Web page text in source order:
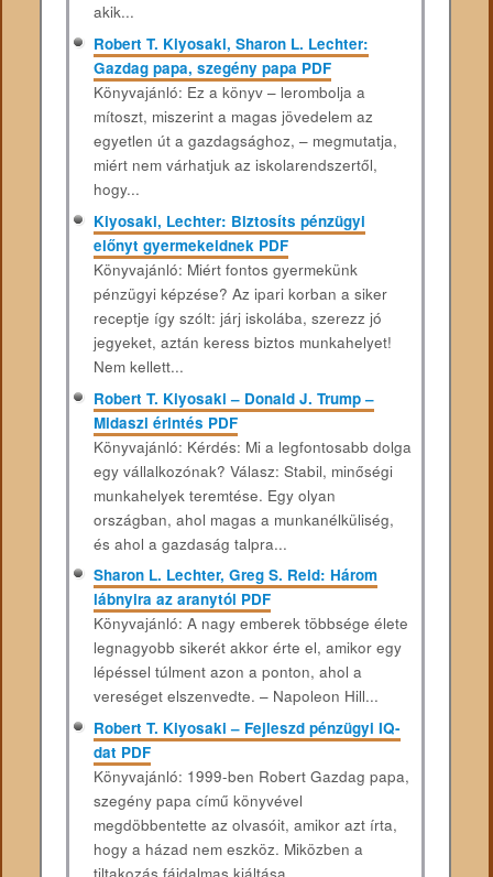
akik...
Robert T. Kiyosaki, Sharon L. Lechter:
Gazdag papa, szegény papa PDF
Könyvajánló: Ez a könyv – lerombolja a
mítoszt, miszerint a magas jövedelem az
egyetlen út a gazdagsághoz, – megmutatja,
miért nem várhatjuk az iskolarendszertől,
hogy...
Kiyosaki, Lechter: Biztosíts pénzügyi
előnyt gyermekeidnek PDF
Könyvajánló: Miért fontos gyermekünk
pénzügyi képzése? Az ipari korban a siker
receptje így szólt: járj iskolába, szerezz jó
jegyeket, aztán keress biztos munkahelyet!
Nem kellett...
Robert T. Kiyosaki – Donald J. Trump –
Midaszi érintés PDF
Könyvajánló: Kérdés: Mi a legfontosabb dolga
egy vállalkozónak? Válasz: Stabil, minőségi
munkahelyek teremtése. Egy olyan
országban, ahol magas a munkanélküliség,
és ahol a gazdaság talpra...
Sharon L. Lechter, Greg S. Reid: Három
lábnyira az aranytól PDF
Könyvajánló: A nagy emberek többsége élete
legnagyobb sikerét akkor érte el, amikor egy
lépéssel túlment azon a ponton, ahol a
vereséget elszenvedte. – Napoleon Hill...
Robert T. Kiyosaki – Fejleszd pénzügyi IQ-
dat PDF
Könyvajánló: 1999-ben Robert Gazdag papa,
szegény papa című könyvével
megdöbbentette az olvasóit, amikor azt írta,
hogy a házad nem eszköz. Miközben a